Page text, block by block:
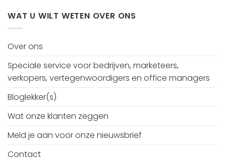
WAT U WILT WETEN OVER ONS
Over ons
Speciale service voor bedrijven, marketeers,
verkopers, vertegenwoordigers en office managers
Bloglekker(s)
Wat onze klanten zeggen
Meld je aan voor onze nieuwsbrief
Contact